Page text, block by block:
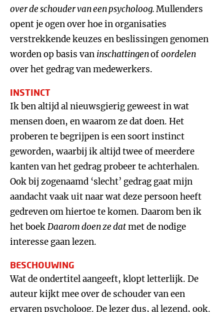
over de schouder van een psycholoog.Mullenders
opent je ogen over hoe in organisaties
verstrekkende keuzes en beslissingen genomen
worden op basis van inschattingenofoordelen
over het gedrag van medewerkers.
INSTINCT
Ik ben altijd al nieuwsgierig geweest in wat
mensen doen, en waarom ze dat doen. Het
proberen te begrijpen is een soort instinct
geworden, waarbij ik altijd twee of meerdere
kanten van het gedrag probeer te achterhalen.
Ook bij zogenaamd ‘slecht’ gedrag gaat mijn
aandacht vaak uit naar wat deze persoon heeft
gedreven om hiertoe te komen. Daarom ben ik
het boekDaarom doen ze datmet de nodige
interesse gaan lezen.
BESCHOUWING
Wat de ondertitel aangeeft, klopt letterlijk. De
auteur kijkt mee over de schouder van een
ervaren psycholoog. De lezer dus, al lezend, ook.